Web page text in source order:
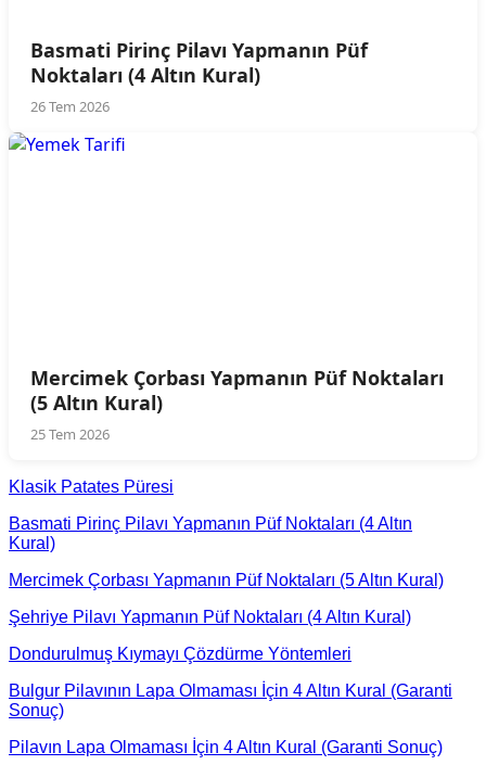
Basmati Pirinç Pilavı Yapmanın Püf
Noktaları (4 Altın Kural)
26 Tem 2026
Mercimek Çorbası Yapmanın Püf Noktaları
(5 Altın Kural)
25 Tem 2026
Klasik Patates Püresi
Basmati Pirinç Pilavı Yapmanın Püf Noktaları (4 Altın
Kural)
Mercimek Çorbası Yapmanın Püf Noktaları (5 Altın Kural)
Şehriye Pilavı Yapmanın Püf Noktaları (4 Altın Kural)
Dondurulmuş Kıymayı Çözdürme Yöntemleri
Bulgur Pilavının Lapa Olmaması İçin 4 Altın Kural (Garanti
Sonuç)
Pilavın Lapa Olmaması İçin 4 Altın Kural (Garanti Sonuç)